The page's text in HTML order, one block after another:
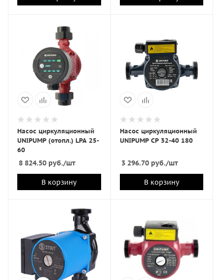
Насос циркуляционный
UNIPUMP (отопл.) LPA 25-
60
8 824.50 руб./шт
В корзину
Насос циркуляционный
UNIPUMP CP 32-40 180
3 296.70руб./шт
В корзину